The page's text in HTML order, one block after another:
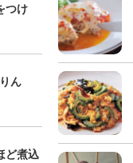
つけ
ん
ど煮込